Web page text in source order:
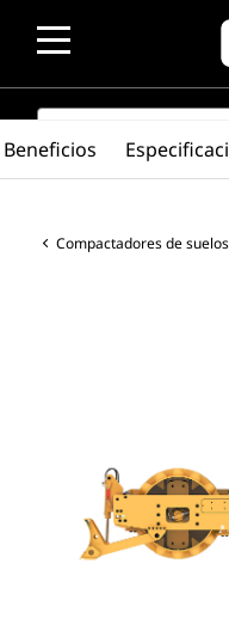
SEARCH
Compactadores de
Beneficios